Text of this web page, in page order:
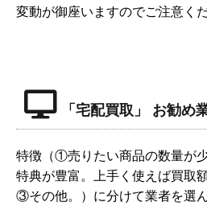
変動が御座いますのでご注意くだ
「宅配買取」 お勧め
特徴（①売りたい商品の数量が
特典が豊富。上手く使えば買取
③その他。）に分けて業者を選